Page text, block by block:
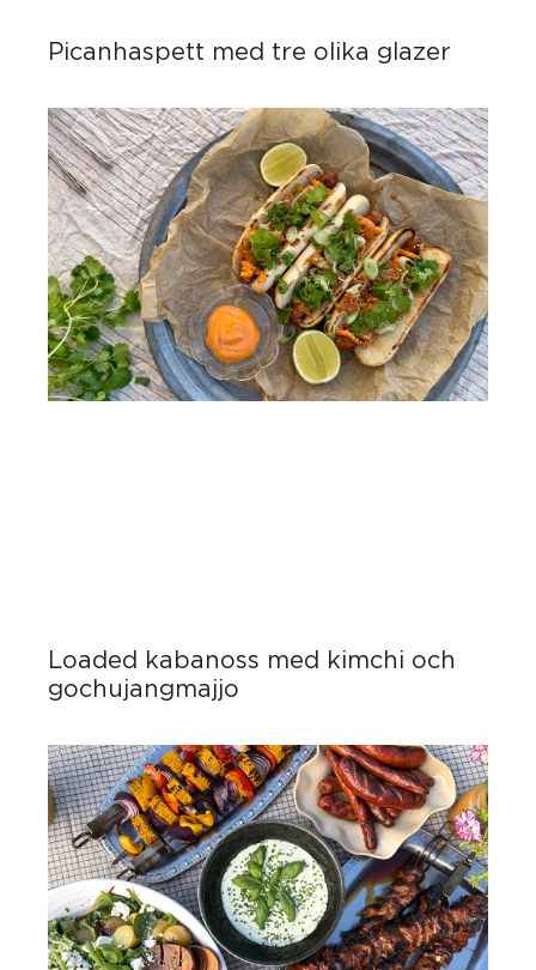
Picanhaspett med tre olika glazer
Loaded kabanoss med kimchi och
gochujangmajjo